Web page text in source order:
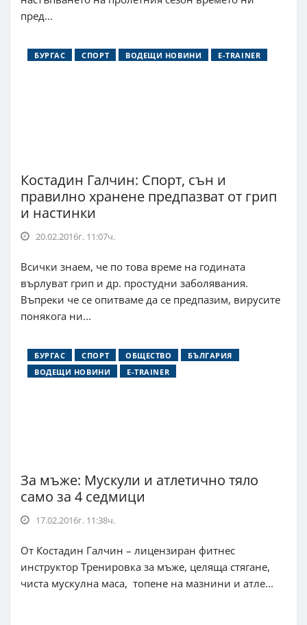
пред...
БУРГАС СПОРТ ВОДЕЩИ НОВИНИ E-TRAINER
Костадин Галчин: Спорт, сън и
правилно хранене предпазват от грип
и настинки
20.02.2016г. 11:07ч.
Всички знаем, че по това време на годината
върлуват грип и др. простудни заболявания.
Въпреки че се опитваме да се предпазим, вирусите
понякога ни...
БУРГАС СПОРТ ОБЩЕСТВО
БЪЛГАРИЯ
ВОДЕЩИ НОВИНИ
E-TRAINER
За мъже: Мускули и атлетично тяло
само за 4 седмици
17.02.2016г. 11:38ч.
От Костадин Галчин – лицензиран фитнес
инструктор Тренировка за мъже, целяща стягане,
чиста мускулна маса, топене на мазнини и атле...